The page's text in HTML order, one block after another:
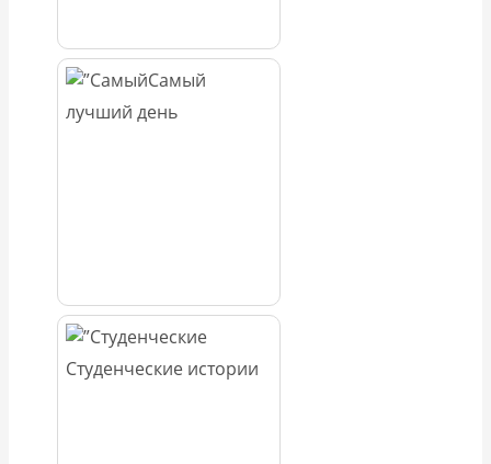
Самый
лучший день
Студенческие истории